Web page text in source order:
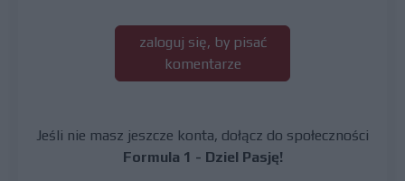
zaloguj się, by pisać
komentarze
Jeśli nie masz jeszcze konta, dołącz do społeczności
Formula 1 - Dziel Pasję!